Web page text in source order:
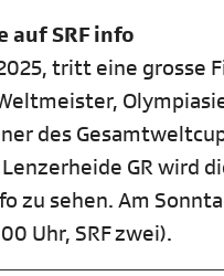
auf SRF info
tritt eine grosse
des
GR wird
zu sehen. Am
Uhr, SRF zwei).